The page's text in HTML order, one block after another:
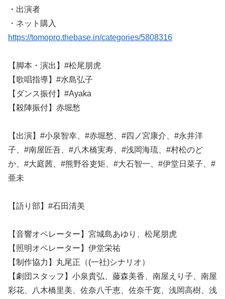
・出演者
・ネット購入
https://tomopro.thebase.in/categories/5808316
【脚本・演出】#松尾朋虎
【歌唱指導】#水島弘子
【ダンス振付】#Ayaka
【殺陣振付】赤堀愁
【出演】#小泉智幸、#赤堀愁、#四ノ宮康介、#永井洋
子、#南屋匠吾、#八木橋実寿、#浅岡海琉、#村松のど
か、#大庭茜、#熊野谷吏矩、#大石智一、#伊堂日菜子、#
亜未
【語り部】#石田清美
【音響オペレーター】宮城島あゆり、松尾朋虎
【照明オペレーター】伊堂栄祐
【制作協力】丸尾正（(一社)シナリオ）
【劇団スタッフ】小泉貴弘、藤森美香、南屋えり子、南屋
彩花、八木橋里美、佐奈八千恵、佐奈千寛、浅岡高樹、浅